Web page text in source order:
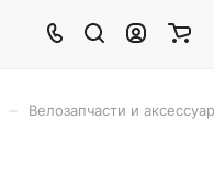
Велозапчасти и